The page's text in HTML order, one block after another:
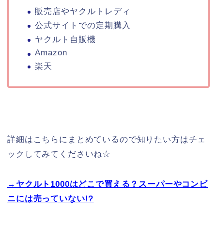
販売店やヤクルトレディ
公式サイトでの定期購入
ヤクルト自販機
Amazon
楽天
詳細はこちらにまとめているので知りたい方はチェ
ックしてみてくださいね☆
→ヤクルト1000はどこで買える？スーパーやコンビ
ニには売っていない!?